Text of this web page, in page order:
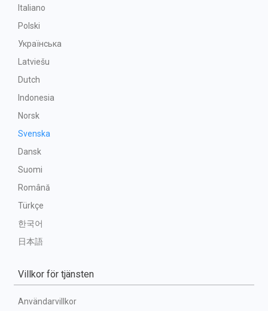
Italiano
Polski
Українська
Latviešu
Dutch
Indonesia
Norsk
Svenska
Dansk
Suomi
Română
Türkçe
한국어
日本語
Villkor för tjänsten
Användarvillkor